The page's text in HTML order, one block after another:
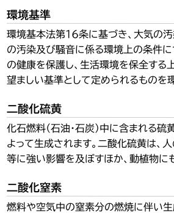
環境基準
環境基本法第１６条に基づき、大気の
の汚染及び騒音に係る環境上の条件に
の健康を保護し、生活環境を保全する
望ましい基準として定められるものを
二酸化硫黄
化石燃料（石油・石炭）中に含まれる硫
よって生成されます。二酸化硫黄は、
等に強い影響を及ぼすほか、動植物に
二酸化窒素
燃料や空気中の窒素分の燃焼に伴い